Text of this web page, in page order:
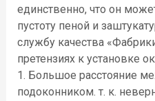
единственно, что он
пустоту пеной и
службу качества
претензиях к установке
1. Большое расстояние
подоконником. т. к.